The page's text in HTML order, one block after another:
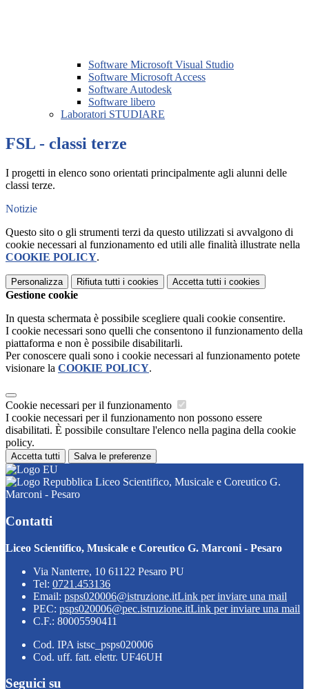
Software Microsoft Visual Studio
Software Microsoft Access
Software Autodesk
Software libero
Laboratori STUDIARE
FSL - classi terze
I progetti in elenco sono orientati principalmente agli alunni delle
classi terze.
Notizie
Questo sito o gli strumenti terzi da questo utilizzati si avvalgono di
cookie necessari al funzionamento ed utili alle finalità illustrate nella
COOKIE POLICY.
Personalizza Rifiuta tutti i cookies Accetta tutti i cookies
Gestione cookie
In questa schermata è possibile scegliere quali cookie consentire.
I cookie necessari sono quelli che consentono il funzionamento della
piattaforma e non è possibile disabilitarli.
Per conoscere quali sono i cookie necessari al funzionamento potete
visionare la COOKIE POLICY.
Cookie necessari per il funzionamento
I cookie necessari per il funzionamento non possono essere
disabilitati. È possibile consultare l'elenco nella pagina della cookie
policy.
Accetta tutti Salva le preferenze
Liceo Scientifico, Musicale e Coreutico G.
Marconi - Pesaro
Contatti
Liceo Scientifico, Musicale e Coreutico G. Marconi - Pesaro
Via Nanterre, 10 61122 Pesaro PU
Tel: 0721.453136
Email: psps020006@istruzione.itLink per inviare una mail
PEC: psps020006@pec.istruzione.itLink per inviare una mail
C.F.: 80005590411
Cod. IPA istsc_psps020006
Cod. uff. fatt. elettr. UF46UH
Seguici su